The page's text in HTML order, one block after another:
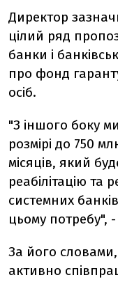
Директор
цілий ряд
банки і
про фонд
осіб.
"З іншого боку
розмірі до 750
місяців, який
реабілітацію та
системних
цьому потребу",
За його
активно